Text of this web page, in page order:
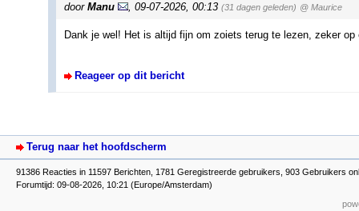
door Manu , 09-07-2026, 00:13 (31 dagen geleden) @ Maurice
Dank je wel! Het is altijd fijn om zoiets terug te lezen, zeker
Reageer op dit bericht
Terug naar het hoofdscherm
91386 Reacties in 11597 Berichten, 1781 Geregistreerde gebruikers, 903 Gebruikers
Forumtijd: 09-08-2026, 10:21 (Europe/Amsterdam)